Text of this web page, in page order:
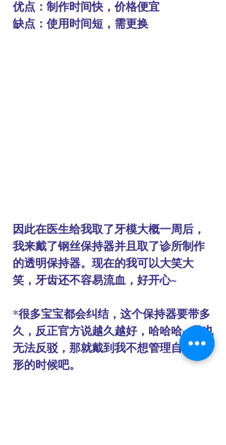
优点：制作时间快，价格便宜
缺点：使用时间短，需更换
因此在医生给我取了牙模大概一周后，
我来戴了钢丝保持器并且取了诊所制作
的透明保持器。现在的我可以大笑大
笑，牙齿还不容易流血，好开心~
*很多宝宝都会纠结，这个保持器要带多
久，反正官方说越久越好，哈哈哈~ 我也
无法反驳，那就戴到我不想管理自己外
形的时候吧。